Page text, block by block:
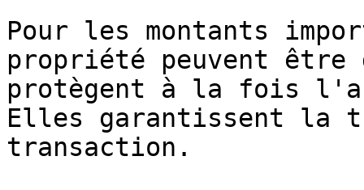
Pour les montants
propriété peuvent être
protègent à la fois
Elles garantissent la
transaction.